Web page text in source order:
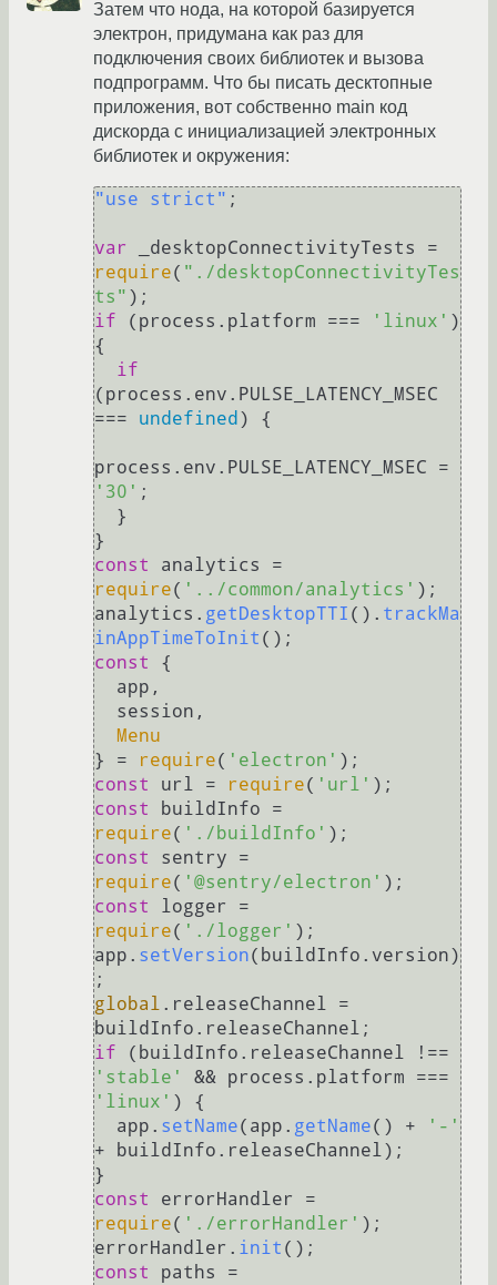
Затем что нода, на которой базируется
электрон, придумана как раз для
подключения своих библиотек и вызова
подпрограмм. Что бы писать десктопные
приложения, вот собственно main код
дискорда с инициализацией электронных
библиотек и окружения:
"use strict" ;
var
require( "./desktopConnectivityTes
ts"
if (process. platform === 'linux' )
{
if
(process. env . PULSE_LATENCY_MSEC
=== undefined ) {
process. env . PULSE_LATENCY_MSEC
'30' ;
const
require( '../common/analytics' );
analytics. getDesktopTTI (). trackMa
inAppTimeToInit
const
{
Menu
} =
require( 'electron'
const
url = require( 'url'
const
require( './buildInfo'
const
require( '@sentry/electron'
const
require( './logger' );
app. setVersion(buildInfo. version)
global . releaseChannel =
buildInfo. releaseChannel
if (buildInfo. releaseChannel
'stable'
&& process. platform
'linux' ) {
  app.
setName(app. getName() +
'-'
+ buildInfo. releaseChannel);
const
require( './errorHandler' );
errorHandler. init
const